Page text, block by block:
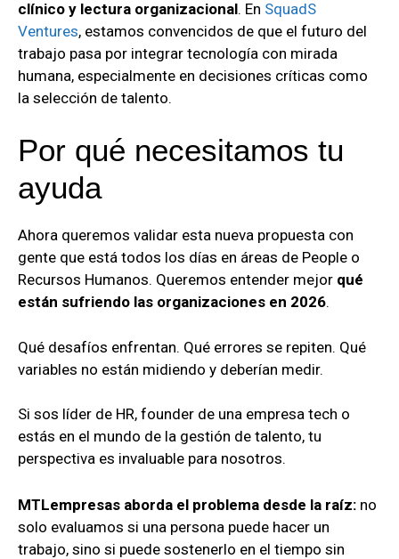
clínico y lectura organizacional. En SquadS
Ventures, estamos convencidos de que el futuro del
trabajo pasa por integrar tecnología con mirada
humana, especialmente en decisiones críticas como
la selección de talento.
Por qué necesitamos tu
ayuda
Ahora queremos validar esta nueva propuesta con
gente que está todos los días en áreas de People o
Recursos Humanos. Queremos entender mejor qué
están sufriendo las organizaciones en 2026.
Qué desafíos enfrentan. Qué errores se repiten. Qué
variables no están midiendo y deberían medir.
Si sos líder de HR, founder de una empresa tech o
estás en el mundo de la gestión de talento, tu
perspectiva es invaluable para nosotros.
MTLempresas aborda el problema desde la raíz: no
solo evaluamos si una persona puede hacer un
trabajo, sino si puede sostenerlo en el tiempo sin